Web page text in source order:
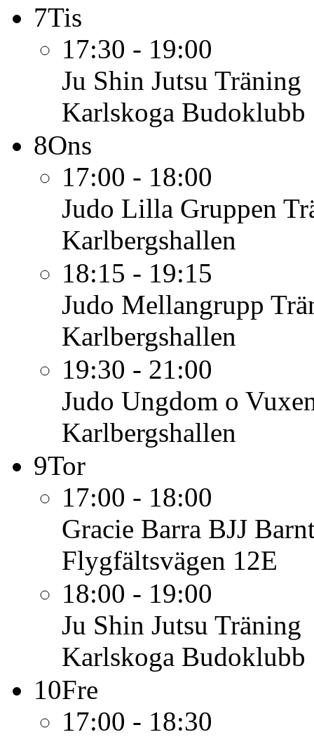
7Tis
17:30 - 19:00
Ju Shin Jutsu Träning
Karlskoga Budoklubb
8Ons
17:00 - 18:00
Judo Lilla Gruppen
Karlbergshallen
18:15 - 19:15
Judo Mellangrupp
Karlbergshallen
19:30 - 21:00
Judo Ungdom o
Karlbergshallen
9Tor
17:00 - 18:00
Gracie Barra BJJ
Flygfältsvägen 12E
18:00 - 19:00
Ju Shin Jutsu Träning
Karlskoga Budoklubb
10Fre
17:00 - 18:30